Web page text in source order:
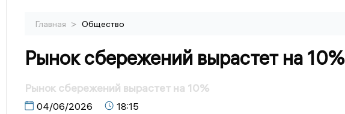
Главная > Общество
Рынок сбережений вырастет на 10%
Рынок сбережений вырастет на 10%
04/06/2026 18:15